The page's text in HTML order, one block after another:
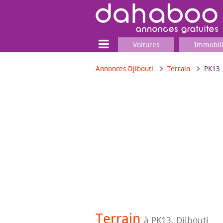
Voitures
Annonces Djibouti Terrain PK13
Terrain à PK13, Djibouti